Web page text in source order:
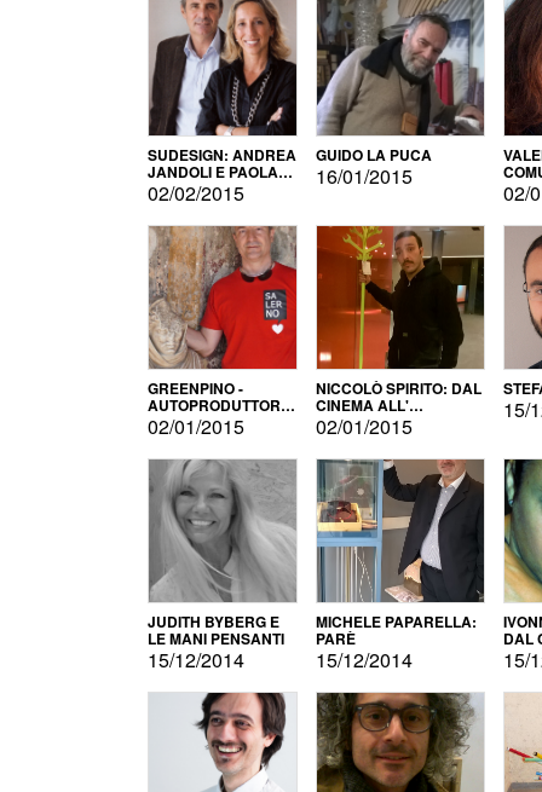
SUDESIGN: ANDREA
JANDOLI E PAOLA
PISAPIA
02/02/2015
GUIDO LA PUCA
16/01/2015
02/
GREENPINO -
AUTOPRODUTTORE
PER AMORE
02/01/2015
NICCOLÒ SPIRITO: DAL
CINEMA ALL'
AUTOPRODUZIONE
02/01/2015
15/
JUDITH BYBERG E
LE MANI PENSANTI
15/12/2014
MICHELE PAPARELLA:
PARÈ
15/12/2014
DAL
15/